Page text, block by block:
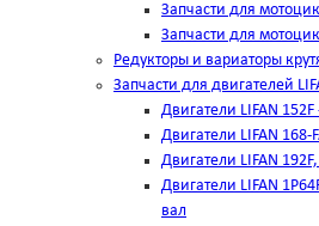
Запчасти для
Запчасти для
Редукторы и вариаторы
Запчасти для двигателей
Двигатели LIFAN
Двигатели LIFAN
Двигатели LIFAN
Двигатели LIFAN
вал